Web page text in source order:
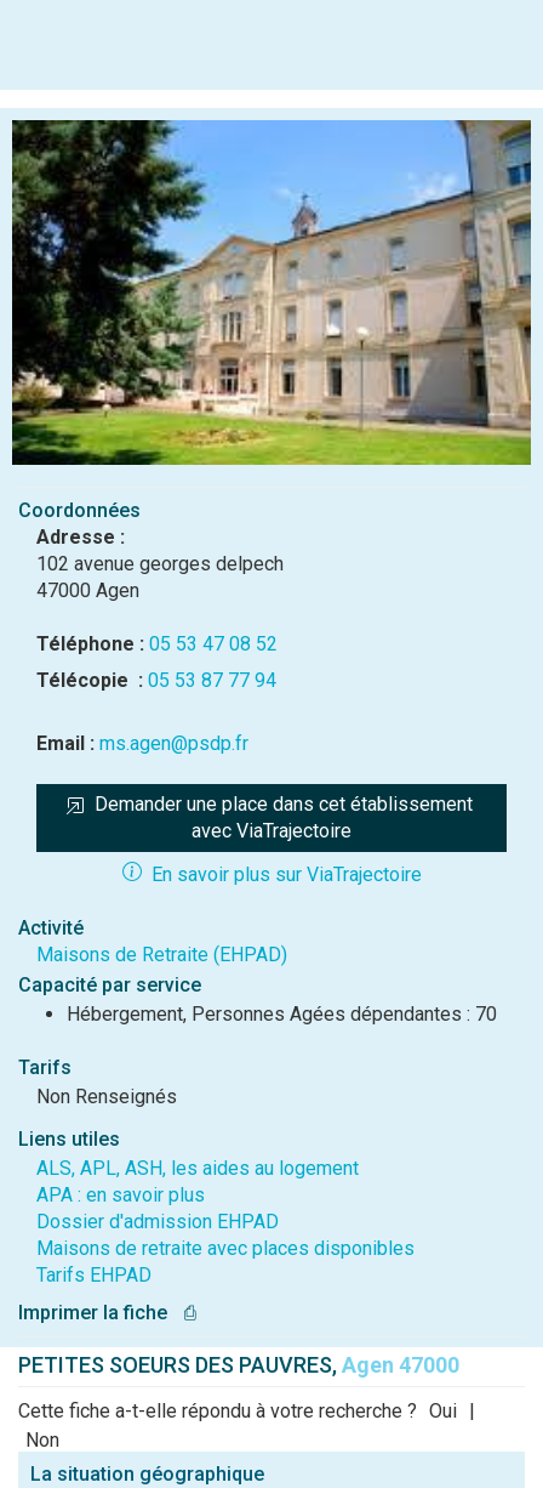
Coordonnées
Adresse :
102 avenue georges delpech
47000 Agen
Téléphone : 05 53 47 08 52
Télécopie : 05 53 87 77 94
Email : ms.agen@psdp.fr
Demander une place dans cet établissement
avec ViaTrajectoire
En savoir plus sur ViaTrajectoire
Activité
Maisons de Retraite (EHPAD)
Capacité par service
Hébergement, Personnes Agées dépendantes : 70
Tarifs
Non Renseignés
Liens utiles
ALS, APL, ASH, les aides au logement
APA : en savoir plus
Dossier d'admission EHPAD
Maisons de retraite avec places disponibles
Tarifs EHPAD
Imprimer la fiche
⎙
PETITES SOEURS DES PAUVRES,Agen 47000
Cette fiche a-t-elle répondu à votre recherche ? Oui |
Non
La situation géographique